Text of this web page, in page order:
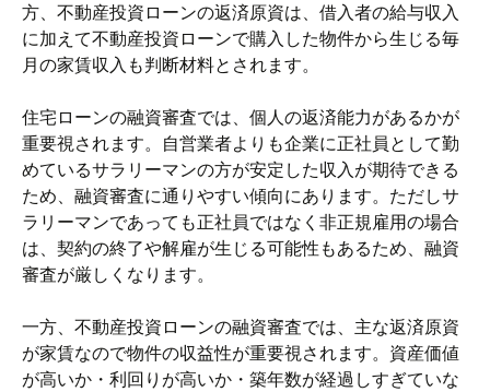
方、不動産投資ローンの返済原資は、借入者の給与収入
に加えて不動産投資ローンで購入した物件から生じる毎
月の家賃収入も判断材料とされます。
住宅ローンの融資審査では、個人の返済能力があるかが
重要視されます。自営業者よりも企業に正社員として勤
めているサラリーマンの方が安定した収入が期待できる
ため、融資審査に通りやすい傾向にあります。ただしサ
ラリーマンであっても正社員ではなく非正規雇用の場合
は、契約の終了や解雇が生じる可能性もあるため、融資
審査が厳しくなります。
一方、不動産投資ローンの融資審査では、主な返済原資
が家賃なので物件の収益性が重要視されます。資産価値
が高いか・利回りが高いか・築年数が経過しすぎていな